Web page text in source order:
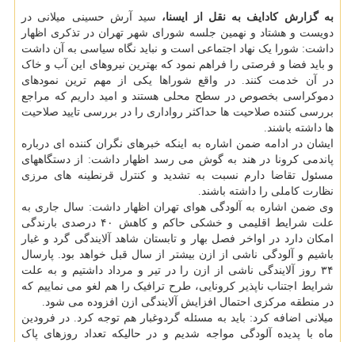
به گزارش کادایف به نقل از ایسنا، سید آرش حسینی میلانی در
دویست و هشتاد و نهمین جلسه شورای شهر تهران در تذکری اظهار
داشت: شورا یک نهاد اجتماعی است و نباید نگاه سیاسی به آن داشت
و باید فضا و فرصتی را فراهم نمود که بهترین نیروهای این آب و خاک
در آن خدمت کنند. در واقع شوراها یکی از مهم ترین نمودهای
دموکراسی بخصوص در سطح محلی هستند و امید داریم که مراجع
بررسی کننده صلاحیت ها حداکثر رواداری را در بررسی تایید صلاحیت
ها داشته باشند.
ایشان در ادامه ضمن اشاره به اینکه خبرهای نگران کننده ای درباره
پاندمی کرونا در هند به گوش می رسد اظهار داشت: از دستگاههای
مسئول تقاضا دارم نسبت به تشدید و کنترل قرنطینه های مرزی
نظارت کاملی را داشته باشند.
وی ضمن اشاره به آلودگی هوای تهران اظهار داشت: سال جاری به
علت شرایط اقلیمی و خشکی حاکم و کاهش ۴۰ درصدی بارندگی
امکان دارد در اواخر فصل بهار و تابستان شاهد آلایندگی گرد و غبار
باشیم و آلودگی ناشی از ازن بیشتر از سال قبل خواهد بود. پارسال
۳۴ روز آلایندگی ناشی از ازن را در تیر و مرداد داشتیم و به علت
شرایط اجتناب ناپذیر کرونایی، طرح ترافیک را هم لغو می نماییم که
در منطقه مرکزی احتمال افزایش آلایندگی ازن افزوده می شود.
میلانی اضافه کرد: باید به مسئله گردوغبار هم توجه کرد. در فرودین
ماه با پدیده آلودگی مواجه شدیم و در حالیکه تعداد روزهای پاک